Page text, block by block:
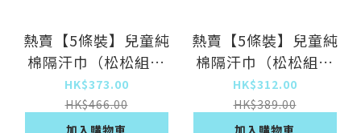
熱賣【5條裝】兒童純
棉隔汗巾（松松組合
28*42cm）
HK$373.00
HK$466.00
熱賣【5條裝】兒童純
棉隔汗巾（松松組合
24*32cm）
HK$312.00
HK$389.00